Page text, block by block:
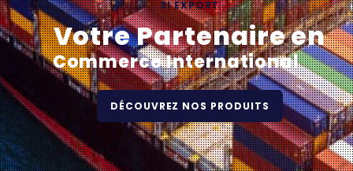
Votre Partenaire en
DÉCOUVREZ NOS PRODUITS
3I EXPORT
Commerce International